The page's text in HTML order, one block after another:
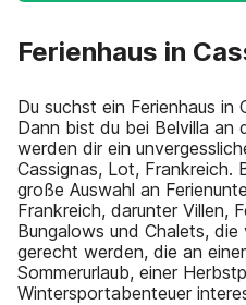
Ferienhaus in
Du suchst ein Ferienhaus in
Dann bist du bei Belvilla an
werden dir ein
Cassignas, Lot, Frankreich.
große Auswahl an
Frankreich, darunter Villen,
Bungalows und Chalets, die
gerecht werden, die an
Sommerurlaub, einer
Wintersportabenteuer